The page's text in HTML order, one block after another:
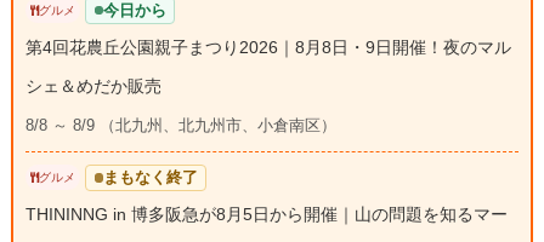
グルメ 今日から
第4回花農丘公園親子まつり2026｜8月8日・9日開催！夜のマル
シェ＆めだか販売
8/8 ～ 8/9 （北九州、北九州市、小倉南区）
グルメ まもなく終了
THININNG in 博多阪急が8月5日から開催｜山の問題を知るマー